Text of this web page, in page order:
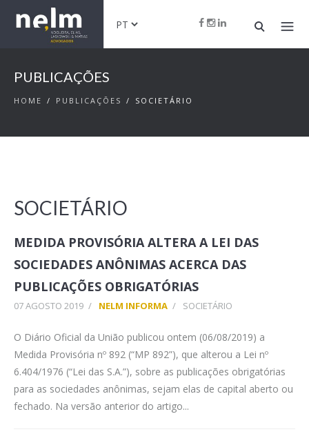
PUBLICAÇÕES
HOME / PUBLICAÇÕES / SOCIETÁRIO
SOCIETÁRIO
MEDIDA PROVISÓRIA ALTERA A LEI DAS
SOCIEDADES ANÔNIMAS ACERCA DAS
PUBLICAÇÕES OBRIGATÓRIAS
07 AGOSTO 2019 / NELM INFORMA / SOCIETÁRIO
O Diário Oficial da União publicou ontem (06/08/2019) a
Medida Provisória nº 892 (“MP 892”), que alterou a Lei nº
6.404/1976 (“Lei das S.A.”), sobre as publicações obrigatórias
para as sociedades anônimas, sejam elas de capital aberto ou
fechado. Na versão anterior do artigo...